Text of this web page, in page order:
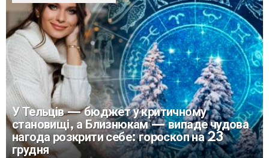
У Тельців — бюджет у критичному
становищі, а Близнюкам — випаде чудова
нагода розкрити себе: гороскоп на 23
грудня